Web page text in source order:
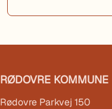
RØDOVRE KOMMUNE
Rødovre Parkvej 150